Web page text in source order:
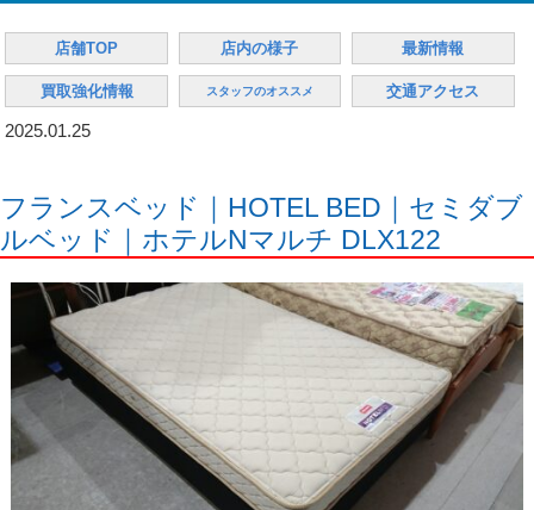
店舗TOP 店内の様子 最新情報
買取強化情報 スタッフのオススメ 交通アクセス
2025.01.25
フランスベッド｜HOTEL BED｜セミダブ
ルベッド｜ホテルNマルチ DLX122